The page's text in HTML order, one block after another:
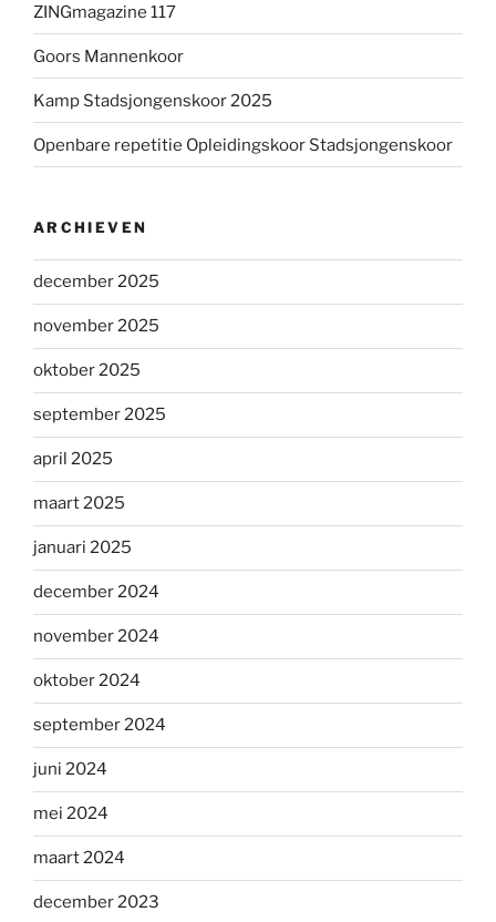
ZINGmagazine 117
Goors Mannenkoor
Kamp Stadsjongenskoor 2025
Openbare repetitie Opleidingskoor Stadsjongenskoor
ARCHIEVEN
december 2025
november 2025
oktober 2025
september 2025
april 2025
maart 2025
januari 2025
december 2024
november 2024
oktober 2024
september 2024
juni 2024
mei 2024
maart 2024
december 2023